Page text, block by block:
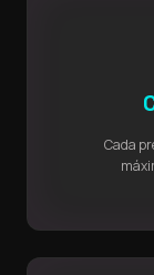
Cada